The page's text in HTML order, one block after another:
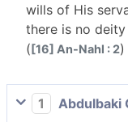
wills of His
there is no
([16] An-Nahl : 2)
1
Abdulbaki